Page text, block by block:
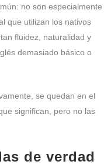
no son especialmente
que utilizan los nativos
fluidez, naturalidad y
demasiado básico o
se quedan en el
significan, pero no las
de verdad